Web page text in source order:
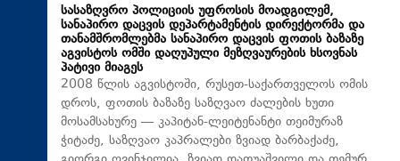
სასაზღვრო პოლიციის უფროსის მოადგილემ,
სანაპირო დაცვის დეპარტამენტის დირექტორმა და
თანამშრომლებმა სანაპირო დაცვის ფოთის ბაზაზე
აგვისტოს ომში დაღუპული მეზღვაურების ხსოვნას
პატივი მიაგეს
2008 წლის აგვისტოში, რუსეთ-საქართველოს ომის
დროს, ფოთის ბაზაზე საზღვაო ძალების ხუთი
მოსამსახურე — კაპიტან-ლეიტენანტი თეიმურაზ
ჭიტაძე, საზღვაო კაპრალები ზვიად ბარბაქაძე,